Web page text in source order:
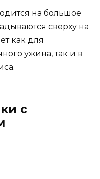
на большое
сверху на
как для
ужина, так и в
с